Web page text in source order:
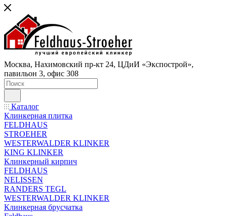
Москва, Нахимовский пр-кт 24, ЦДиИ «Экспострой»,
павильон 3, офис 308
Каталог
Клинкерная плитка
FELDHAUS
STROEHER
WESTERWALDER KLINKER
KING KLINKER
Клинкерный кирпич
FELDHAUS
NELISSEN
RANDERS TEGL
WESTERWALDER KLINKER
Клинкерная брусчатка